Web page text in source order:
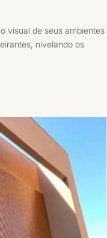
visual de seus ambientes
nivelando os